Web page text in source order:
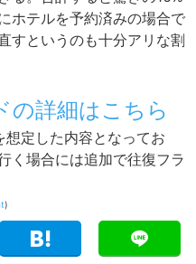
ホテルを予約済みの場合で
すというのも十分アリな割
詳細はこちら
定した内容となってお
く場合には追加で往復フラ
)